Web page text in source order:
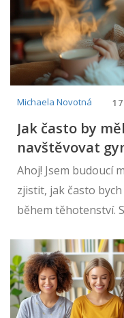
Michaela Novotná
Jak často by
navštěvovat
těhotenství?
Ahoj! Jsem budoucí
zjistit, jak často
během těhotenství.
že počet návštěv
stadium těhotenství
nás? A že
moje zdraví, ale i